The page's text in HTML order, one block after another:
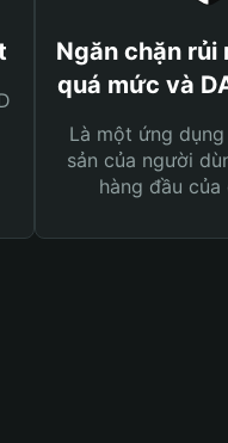
Ngăn chặn rủi
quá mức và
Là một ứng
sản của người
hàng đầu